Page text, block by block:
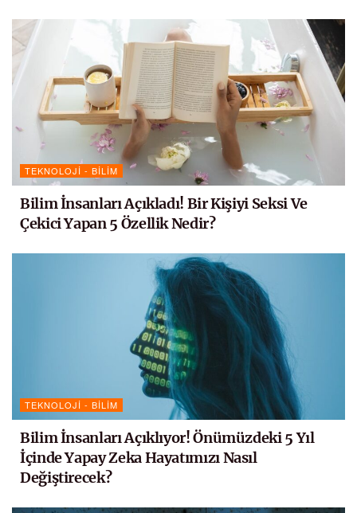
TEKNOLOJI - BILIM
Bilim İnsanları Açıkladı! Bir Kişiyi Seksi Ve
Çekici Yapan 5 Özellik Nedir?
TEKNOLOJI - BILIM
Bilim İnsanları Açıklıyor! Önümüzdeki 5 Yıl
İçinde Yapay Zeka Hayatımızı Nasıl
Değiştirecek?